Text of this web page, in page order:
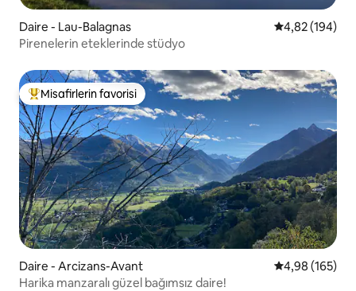
Daire - Lau-Balagnas 5 üzerinden
4,82 (194)
Pirenelerin eteklerinde stüdyo
Misafirlerin favorilerinden en beğenilenler arasında
Misafirlerin favorisi
Daire - Arcizans-Avant 5 üzerinden
4,98 (165)
Harika manzaralı güzel bağımsız daire!